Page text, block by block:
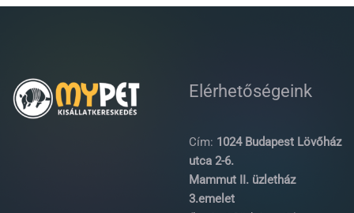
Elérhetőségeink
Cím: 1024 Budapest Lövőház
utca 2-6.
Mammut II. üzletház
3.emelet